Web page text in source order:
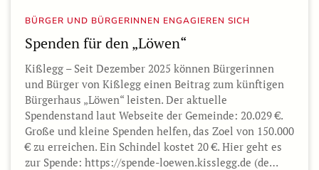
BÜRGER UND BÜRGERINNEN ENGAGIEREN SICH
Spenden für den „Löwen“
Kißlegg – Seit Dezember 2025 können Bürgerinnen
und Bürger von Kißlegg einen Beitrag zum künftigen
Bürgerhaus „Löwen“ leisten. Der aktuelle
Spendenstand laut Webseite der Gemeinde: 20.029 €.
Große und kleine Spenden helfen, das Zoel von 150.000
€ zu erreichen. Ein Schindel kostet 20 €. Hier geht es
zur Spende: https://spende-loewen.kisslegg.de (de…